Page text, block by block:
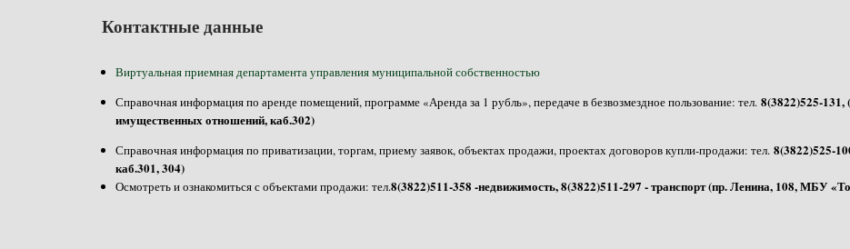
Контактные данные
Виртуальная приемная департамента управления муниципальной собственностью
Справочная информация по аренде помещений, программе «Аренда за 1 рубль», передаче в безвозмездное пользование: тел. 8(3822)525-131,
имущественных отношений, каб.302)
Справочная информация по приватизации, торгам, приему заявок, объектах продажи, проектах договоров купли-продажи: тел. 8(3822)525-
каб.301, 304)
Осмотреть и ознакомиться с объектами продажи: тел.8(3822)511-358 -недвижимость, 8(3822)511-297 - транспорт (пр. Ленина, 108, МБУ